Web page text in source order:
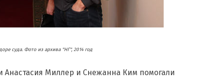
суда. Фото из архива "НГ", 2014 год
Анастасия Миллер и Снежанна Ким помогали